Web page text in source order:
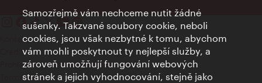
Kontakty
Credits
Prohlášení o ochraně osobních údajů
Terms of Use
Samozřejmě vám nechceme nutit žádné
sušenky. Takzvané soubory cookie, neboli
cookies, jsou však nezbytné k tomu, abychom
vám mohli poskytnout ty nejlepší služby, a
zároveň umožňují fungování webových
stránek a jejich vyhodnocování, stejně jako